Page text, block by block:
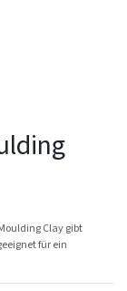
Clay gibt
für ein